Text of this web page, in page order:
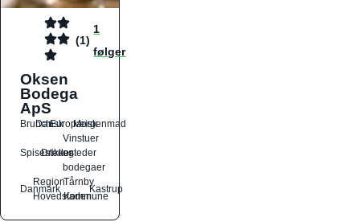
(1)
1
følger
Oksen
Bodega
ApS
Brunch
DanskEuropæiskMorgenmad
Spisesteder
Drikkesteder
Vinstuer
og
bodegaer
Danmark
Region
Hovedstaden
Tårnby
Kommune
Kastrup